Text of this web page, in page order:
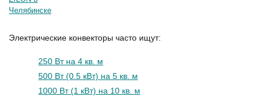
Электрические конвекторы часто ищут:
250 Вт на 4 кв. м
500 Вт (0.5 кВт) на 5 кв. м
1000 Вт (1 кВт) на 10 кв. м